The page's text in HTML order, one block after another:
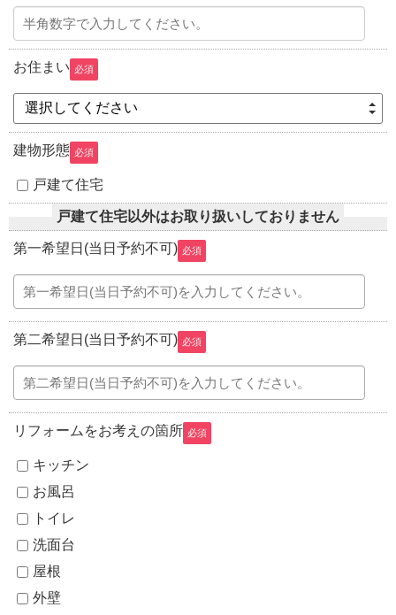
お住まい 必須
選択してください
建物形態 必須
戸建て住宅
戸建て住宅以外はお取り扱いしておりません
第一希望日(当日予約不可) 必須
第二希望日(当日予約不可) 必須
リフォームをお考えの箇所 必須
キッチン
お風呂
トイレ
洗面台
屋根
外壁